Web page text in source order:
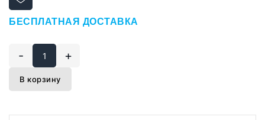
БЕСПЛАТНАЯ ДОСТАВКА
- +
В корзину